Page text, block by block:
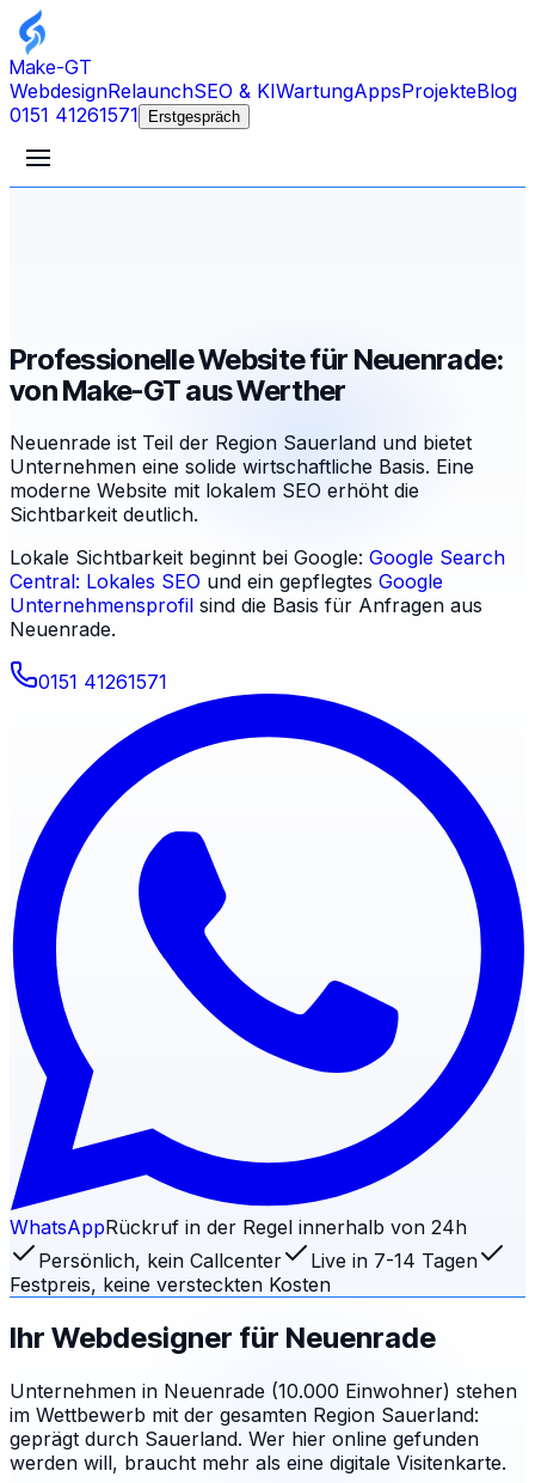
Make-GT
WebdesignRelaunchSEO & KIWartungAppsProjekteBlog
0151 41261571
Erstgespräch
Professionelle Website für Neuenrade:
von Make-GT aus Werther
Neuenrade ist Teil der Region Sauerland und bietet
Unternehmen eine solide wirtschaftliche Basis. Eine
moderne Website mit lokalem SEO erhöht die
Sichtbarkeit deutlich.
Lokale Sichtbarkeit beginnt bei Google: Google Search
Central: Lokales SEO und ein gepflegtes Google
Unternehmensprofil sind die Basis für Anfragen aus
Neuenrade.
0151 41261571
WhatsAppRückruf in der Regel innerhalb von 24h
Persönlich, kein Callcenter
Live in 7-14 Tagen
Festpreis, keine versteckten Kosten
Ihr Webdesigner für Neuenrade
Unternehmen in Neuenrade (10.000 Einwohner) stehen
im Wettbewerb mit der gesamten Region Sauerland:
geprägt durch Sauerland. Wer hier online gefunden
werden will, braucht mehr als eine digitale Visitenkarte.